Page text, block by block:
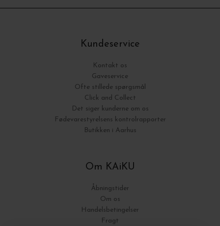
Kundeservice
Kontakt os
Gaveservice
Ofte stillede spørgsmål
Click and Collect
Det siger kunderne om os
Fødevarestyrelsens kontrolrapporter
Butikken i Aarhus
Om KAiKU
Åbningstider
Om os
Handelsbetingelser
Fragt